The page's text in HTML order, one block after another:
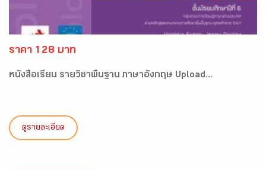
ราคา 128 บาท
หนังสือเรียน รายวิชาพื้นฐาน ภาษาอังกฤษ Upload...
ดูรายละเอียด